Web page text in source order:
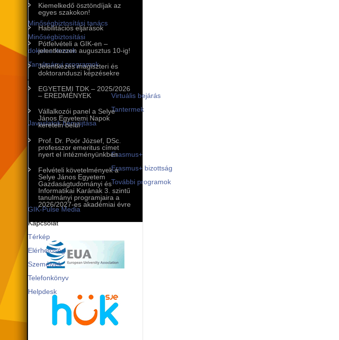
Minőségbiztosítás
Minőségbiztosítási tanács
Minőségbiztosítási
dokumentumok
Tanulmányi programok
A tanulmányi programok
infrastruktúrája
Virtuális bejárás
Tantermek
Javaslatok benyújtása
Nemzetközi kapcsolatok
Mobilitási programok
Erasmus+
Erasmus+ bizottság
További programok
Kommunikáció és PR
GIK-Pulse Media
Kapcsolat
Térkép
Elérhetőség
Személyek
Telefonkönyv
Helpdesk
Kiemelkedő ösztöndíjak az
egyes szakokon!
Habilitációs eljárások
Pótfelvételi a GIK-en –
jelentkezzen augusztus 10-ig!
Jelentkezés magiszteri és
doktoranduszi képzésekre
EGYETEMI TDK – 2025/2026
– EREDMÉNYEK
Vállalkozói panel a Selye
János Egyetemi Napok
keretein belül
Prof. Dr. Poór József, DSc.
professzor emeritus címet
nyert el intézményünkben
Felvételi követelmények a
Selye János Egyetem
Gazdaságtudományi és
Informatikai Karának 3. szintű
tanulmányi programjaira a
2026/2027-es akadémiai évre